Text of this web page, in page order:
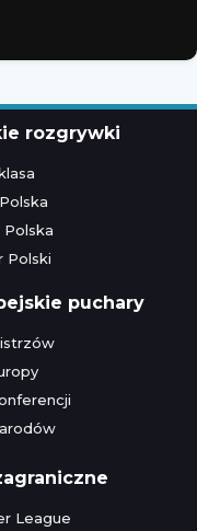
rozgrywki
Polska
Polski
puchary
League